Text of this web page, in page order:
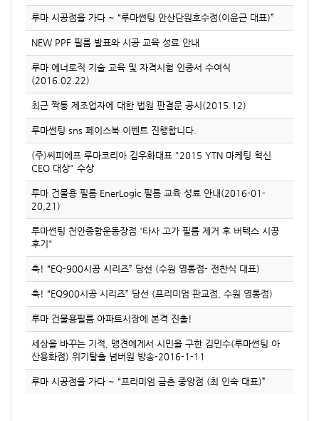
루마 시공점을 가다 ~ “루마썬팅 안산단원호수점(이윤근 대표)”
NEW PPF 필름 발표와 시공 교육 성료 안내
루마 에너로직 기술 교육 및 자격시험 인증서 수여식
(2016.02.22)
최근 짝퉁 제조업자에 대한 법원 판결문 공시(2015.12)
루마썬팅 sns 페이스북 이벤트 진행합니다.
(주)씨피에프 루마코리아 김우화대표 "2015 YTN 마케팅 혁신
CEO 대상" 수상
루마 건물용 필름 EnerLogic 필름 교육 성료 안내(2016-01-
20,21)
루마썬팅 천안종합운동장점 '타사 고가 필름 제거 후 버텍스 시공
후기"
축! “EQ-900시공 시리즈” 당선 (수원 영통점- 전찬식 대표)
축! “EQ900시공 시리즈” 당선 (프리미엄 판교점, 수원 영통점)
루마 건물용필름 아파트시장에 본격 진출!
세상을 바꾸는 기적, 맹견에게서 시민을 구한 김민수(루마썬팅 아
산용화점) 위기탈출 넘버원 방송-2016-1-11
루마 시공점을 가다 ~ “프리미엄 금촌 중앙점 (최 인숙 대표)”